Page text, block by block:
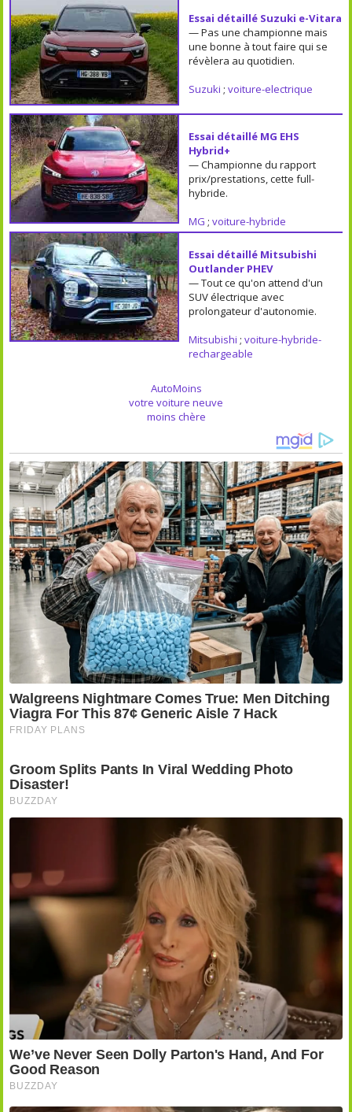
Essai détaillé Suzuki e-Vitara
— Pas une championne mais
une bonne à tout faire qui se
révèlera au quotidien.
Suzuki ; voiture-electrique
Essai détaillé MG EHS
Hybrid+
— Championne du rapport
prix/prestations, cette full-
hybride.
MG ; voiture-hybride
Essai détaillé Mitsubishi
Outlander PHEV
— Tout ce qu'on attend d'un
SUV électrique avec
prolongateur d'autonomie.
Mitsubishi ; voiture-hybride-
rechargeable
AutoMoins
votre voiture neuve
moins chère